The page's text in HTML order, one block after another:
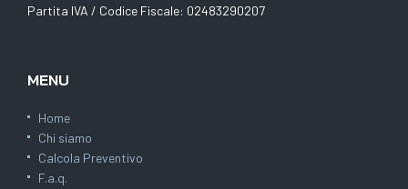
Partita IVA / Codice Fiscale: 02483290207
MENU
Home
Chi siamo
Calcola Preventivo
F.a.q.